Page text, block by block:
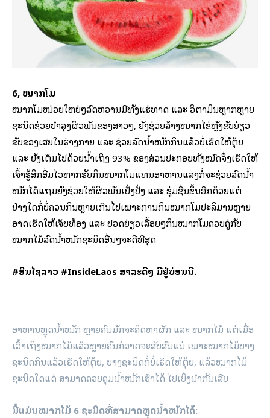
6, ໝາກໂມ
ໝາກໂມໜ່ວຍໃຫຍ່ໆລົດຫວານມີທັງແຮ່ທາດ ແລະ ວິຕາມິນຫຼາກຫຼາຍ
ຊະນິດຊ່ວຍບຳລຸງຜິວພັນຂອງສາວໆ, ຍັງຊ່ວຍລ້າງໝາກໄຂ່ຫຼັງຂັບຍ່ຽວ
ຂັບຂອງເສຍໃນຮ່າງກາຍ ແລະ ຊ່ວຍລົດນ້ຳໜັກກິນແລ້ວບໍ່ເຮັດໃຫ້ຕຸ້ຍ
ແລະ ຍັງເຕັມໄປດ້ວຍນ້ຳເຖິງ 93% ຂອງສ່ວນປະກອບທັງໝົດຈຶ່ງເຮັດໃຫ້
ເຈົ້າຮູ້ສຶກອີ່ມໄວຫາກຮັບກິນໝາກໂມແທນອາຫານແລງກໍ່ຈະຊ່ວຍລົດນ້ຳ
ໜັກໄດ້ແຖມຍັງຊ່ວຍໃຫ້ຜິວພັນເປັ່ງປັ່ງ ແລະ ຊຸ່ມຊື່ນຂຶ້ນອີກດ້ວຍແຕ່
ຢ່າງໃດກໍ່ບໍ່ຄວນກິນຫຼາຍເກີນໄປເພາະການກິນໝາກໂມປະລິມານຫຼາຍ
ອາດເຮັດໃຫ້ເຈັບທ້ອງ ແລະ ປວດຍ່ຽວເລື້ອຍໆກິນໝາກໂມຄວບຄູ່ກັບ
ໝາກໄມ້ລົດນ້ຳໜັກຊະນິດອື່ນໆຈະດີທີສຸດ
#ອິນໄຊລາວ #InsideLaos ສາລະດີໆ ມີຢູ່ບ່ອນນີ້.
ອາຫານຫຼຸດນ້ຳໜັກ ຫຼາຍຄົນມັກຈະຄິດຫາຜັກ ແລະ ໝາກໄມ້ ແຕ່ເມື່ອ
ເວົ້າເຖິງໝາກໄມ້ແລ້ວຫຼາຍຄົນກໍອາດຈະສັບສົນແນ່ ເພາະໝາກໄມ້ບາງ
ຊະນິດກິນແລ້ວເຮັດໃຫ້ຕຸ້ຍ, ບາງຊະນິດກໍ່ບໍ່ເຮັດໃຫ້ຕຸ້ຍ, ແລ້ວໝາກໄມ້
ຊະນິດໃດແດ່ ສາມາດຄວບຄຸມນ້ຳໜັກເຮົາໄດ້ ໄປເບິ່ງນຳກັນເລີຍ
ນີ້ແມ່ນໝາກໄມ້ 6 ຊະນິດທີ່ສາມາດຫຼຸດນ້ຳໜັກໄດ້: